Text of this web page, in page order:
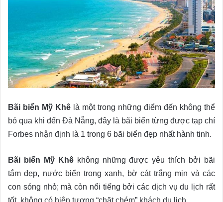
Bãi biển Mỹ Khê là một trong những điểm đến không thể
bỏ qua khi đến Đà Nẵng, đây là bãi biển từng được tạp chí
Forbes nhận định là 1 trong 6 bãi biển đẹp nhất hành tinh.
Bãi biển Mỹ Khêkhông những được yêu thích bởi bãi
tắm đẹp, nước biển trong xanh, bờ cát trắng mịn và các
con sóng nhỏ; mà còn nổi tiếng bởi các dịch vụ du lịch rất